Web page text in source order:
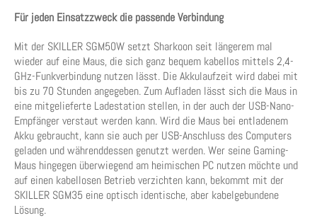
Für jeden Einsatzzweck die passende Verbindung
Mit der SKILLER SGM50W setzt Sharkoon seit längerem mal
wieder auf eine Maus, die sich ganz bequem kabellos mittels 2,4-
GHz-Funkverbindung nutzen lässt. Die Akkulaufzeit wird dabei mit
bis zu 70 Stunden angegeben. Zum Aufladen lässt sich die Maus in
eine mitgelieferte Ladestation stellen, in der auch der USB-Nano-
Empfänger verstaut werden kann. Wird die Maus bei entladenem
Akku gebraucht, kann sie auch per USB-Anschluss des Computers
geladen und währenddessen genutzt werden. Wer seine Gaming-
Maus hingegen überwiegend am heimischen PC nutzen möchte und
auf einen kabellosen Betrieb verzichten kann, bekommt mit der
SKILLER SGM35 eine optisch identische, aber kabelgebundene
Lösung.